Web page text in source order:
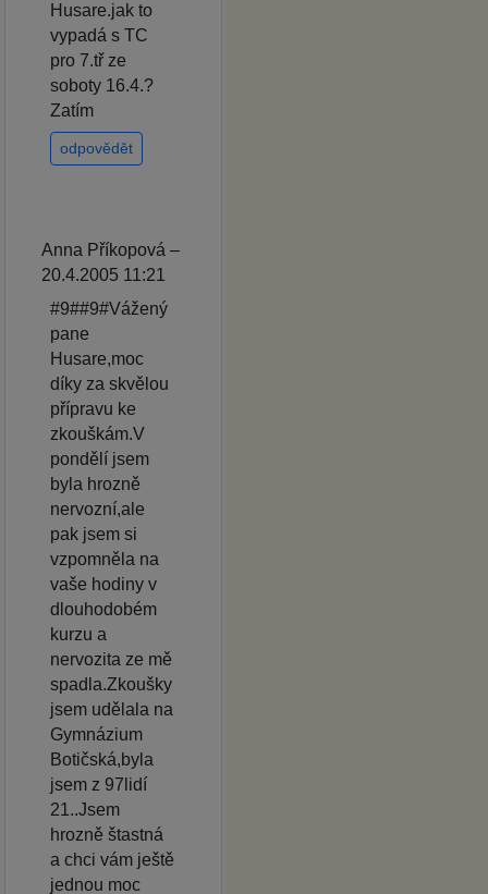
Husare.jak to
vypadá s TC
pro 7.tř ze
soboty 16.4.?
Zatím
odpovědět
Anna Příkopová –
20.4.2005 11:21
#9##9#Vážený
pane
Husare,moc
díky za skvělou
přípravu ke
zkouškám.V
pondělí jsem
byla hrozně
nervozní,ale
pak jsem si
vzpomněla na
vaše hodiny v
dlouhodobém
kurzu a
nervozita ze mě
spadla.Zkoušky
jsem udělala na
Gymnázium
Botičská,byla
jsem z 97lidí
21..Jsem
hrozně štastná
a chci vám ještě
jednou moc